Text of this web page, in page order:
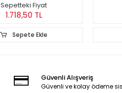
Sepetteki Fiyat
1.718,50 TL
Sepete Ekle
Güvenli Alışveriş
Güvenli ve kolay ödeme